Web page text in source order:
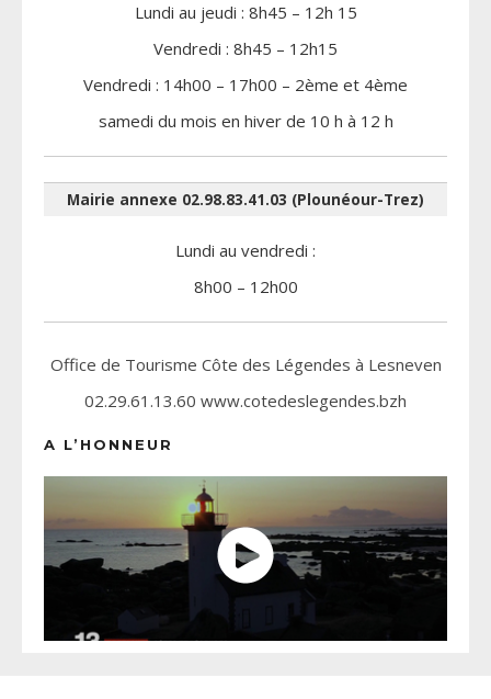
Lundi au jeudi : 8h45 – 12h 15
Vendredi : 8h45 – 12h15
Vendredi : 14h00 – 17h00 – 2ème et 4ème
samedi du mois en hiver de 10 h à 12 h
Mairie annexe 02.98.83.41.03 (Plounéour-Trez)
Lundi au vendredi :
8h00 – 12h00
Office de Tourisme Côte des Légendes à Lesneven
02.29.61.13.60 www.cotedeslegendes.bzh
A L’HONNEUR